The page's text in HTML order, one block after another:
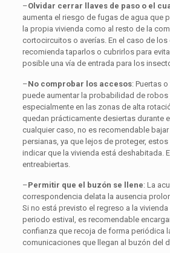
–Olvidar cerrar llaves de paso o el
aumenta el riesgo de fugas de agua que
la propia vivienda como al resto de la
cortocircuitos o averías. En el caso de los
recomienda taparlos o cubrirlos para
posible una vía de entrada para los
–No comprobar los accesos: Puertas
puede aumentar la probabilidad de
especialmente en las zonas de alta
quedan prácticamente desiertas durante
cualquier caso, no es recomendable
persianas, ya que lejos de proteger,
indicar que la vivienda está deshabitada.
entreabiertas.
–Permitir que el buzón se llene: La
correspondencia delata la ausencia
Si no está previsto el regreso a la
periodo estival, es recomendable
confianza que recoja de forma periódica
comunicaciones que llegan al buzón del